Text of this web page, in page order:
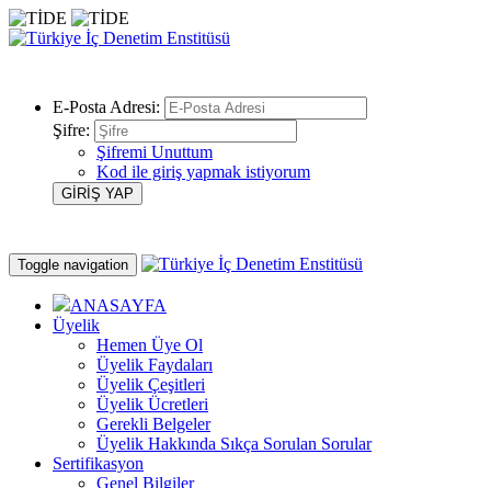
E-Posta Adresi:
Şifre:
Şifremi Unuttum
Kod ile giriş yapmak istiyorum
Toggle navigation
ANASAYFA
Üyelik
Hemen Üye Ol
Üyelik Faydaları
Üyelik Çeşitleri
Üyelik Ücretleri
Gerekli Belgeler
Üyelik Hakkında Sıkça Sorulan Sorular
Sertifikasyon
Genel Bilgiler